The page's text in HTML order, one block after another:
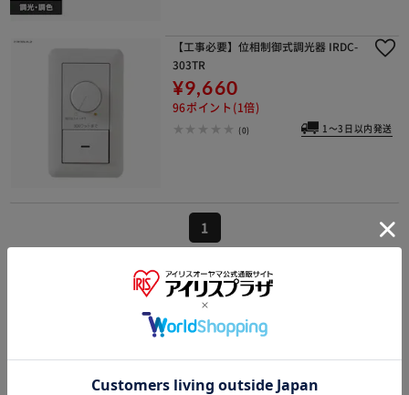
【工事必要】位相制御式調光器 IRDC-
303TR
¥9,660
96ポイント(1倍)
(0) 1～3日以内発送
1
シーリングライト・天井直付灯の別種類の
寝室のシーリングライト・天井直付灯